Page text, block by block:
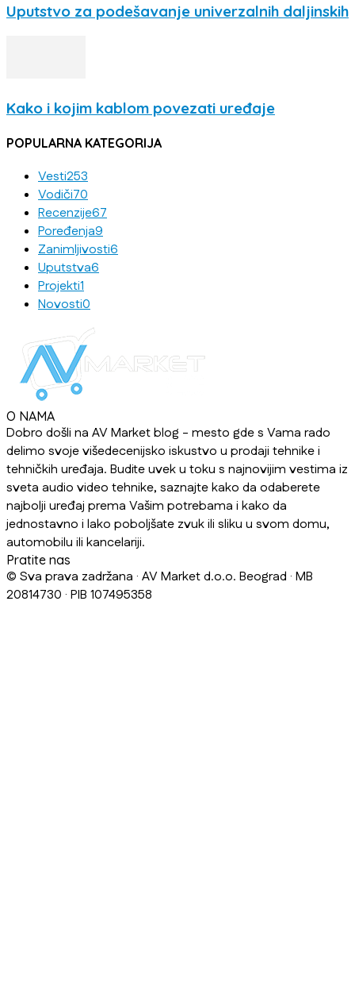
Uputstvo za podešavanje univerzalnih daljinskih
Kako i kojim kablom povezati uređaje
POPULARNA KATEGORIJA
Vesti253
Vodiči70
Recenzije67
Poređenja9
Zanimljivosti6
Uputstva6
Projekti1
Novosti0
O NAMA
Dobro došli na AV Market blog - mesto gde s Vama rado
delimo svoje višedecenijsko iskustvo u prodaji tehnike i
tehničkih uređaja. Budite uvek u toku s najnovijim vestima iz
sveta audio video tehnike, saznajte kako da odaberete
najbolji uređaj prema Vašim potrebama i kako da
jednostavno i lako poboljšate zvuk ili sliku u svom domu,
automobilu ili kancelariji.
Pratite nas
© Sva prava zadržana · AV Market d.o.o. Beograd · MB
20814730 · PIB 107495358